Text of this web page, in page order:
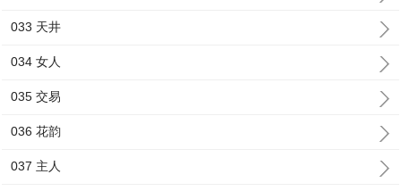
033 天井
034 女人
035 交易
036 花韵
037 主人